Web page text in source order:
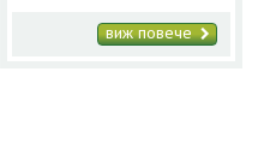
Мармарисвиж повече